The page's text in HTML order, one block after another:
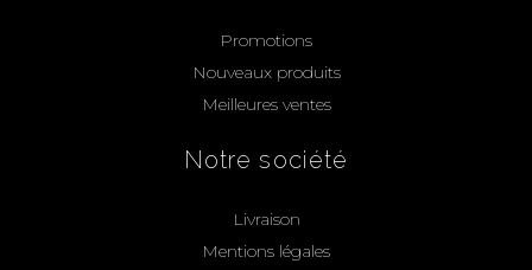
Promotions
Nouveaux produits
Meilleures ventes
Notre société
Livraison
Mentions légales